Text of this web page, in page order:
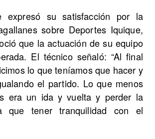
expresó su satisfacción por la
sobre Deportes Iquique,
que la actuación de su equipo
El técnico señaló: “Al final
lo que teníamos que hacer y
el partido. Lo que menos
era un ida y vuelta y perder la
que tener tranquilidad con el